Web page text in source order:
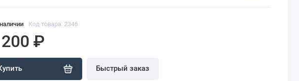
Код товара: 2346
₽
Быстрый заказ